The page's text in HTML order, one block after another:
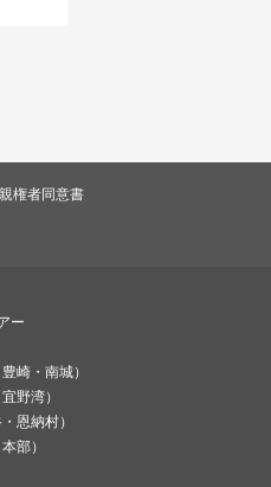
権者同意書
ー
崎・南城）
野湾）
恩納村）
部）